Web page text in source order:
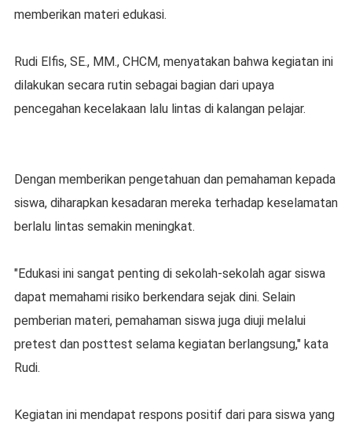
memberikan materi edukasi.
Rudi Elfis, SE., MM., CHCM, menyatakan bahwa kegiatan ini
dilakukan secara rutin sebagai bagian dari upaya
pencegahan kecelakaan lalu lintas di kalangan pelajar.
Dengan memberikan pengetahuan dan pemahaman kepada
siswa, diharapkan kesadaran mereka terhadap keselamatan
berlalu lintas semakin meningkat.
"Edukasi ini sangat penting di sekolah-sekolah agar siswa
dapat memahami risiko berkendara sejak dini. Selain
pemberian materi, pemahaman siswa juga diuji melalui
pretest dan posttest selama kegiatan berlangsung," kata
Rudi.
Kegiatan ini mendapat respons positif dari para siswa yang